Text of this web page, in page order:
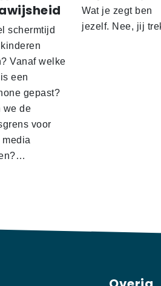
schermtijd
Vanaf welke
een
gepast?
we de
voor
Wat je zegt ben
jezelf. Nee, jij